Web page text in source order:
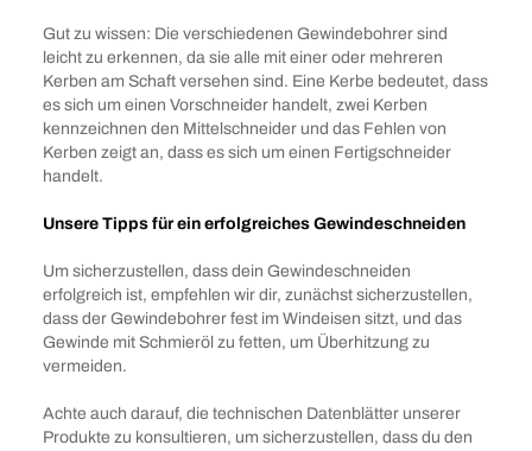
Gut zu wissen: Die verschiedenen Gewindebohrer sind
leicht zu erkennen, da sie alle mit einer oder mehreren
Kerben am Schaft versehen sind. Eine Kerbe bedeutet, dass
es sich um einen Vorschneider handelt, zwei Kerben
kennzeichnen den Mittelschneider und das Fehlen von
Kerben zeigt an, dass es sich um einen Fertigschneider
handelt.
Unsere Tipps für ein erfolgreiches Gewindeschneiden
Um sicherzustellen, dass dein Gewindeschneiden
erfolgreich ist, empfehlen wir dir, zunächst sicherzustellen,
dass der Gewindebohrer fest im Windeisen sitzt, und das
Gewinde mit Schmieröl zu fetten, um Überhitzung zu
vermeiden.
Achte auch darauf, die technischen Datenblätter unserer
Produkte zu konsultieren, um sicherzustellen, dass du den